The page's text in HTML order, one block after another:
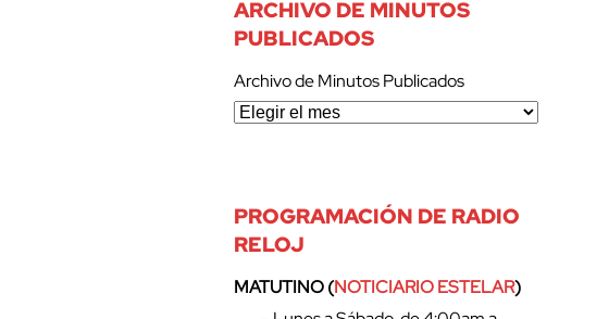
ARCHIVO DE MINUTOS
PUBLICADOS
Archivo de Minutos Publicados
PROGRAMACIÓN DE RADIO
RELOJ
MATUTINO (NOTICIARIO ESTELAR)